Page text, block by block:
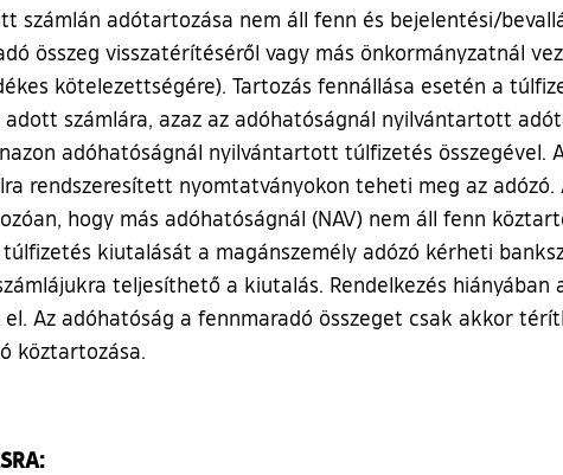
számlán adótartozása nem áll fenn és bejelentési/
összeg visszatérítéséről vagy más önkormányzatnál
kötelezettségére). Tartozás fennállása esetén a
számlára, azaz az adóhatóságnál nyilvántartott
adóhatóságnál nyilvántartott túlfizetés összegével.
rendszeresített nyomtatványokon teheti meg az
hogy más adóhatóságnál (NAV) nem áll fenn
kiutalását a magánszemély adózó kérheti
teljesíthető a kiutalás. Rendelkezés
Az adóhatóság a fennmaradó összeget csak akkor
köztartozása.